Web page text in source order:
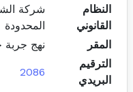
النظام
القانوني
شركة
المحدودة
المقر
نهج جربة
الترقيم
البريدي
2086